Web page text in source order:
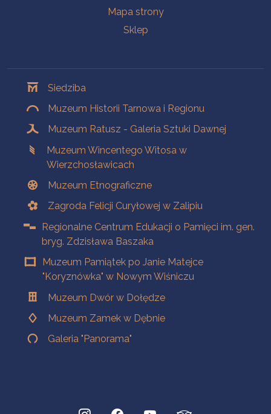
Mapa strony
Sklep
Siedziba
Muzeum Historii Tarnowa i Regionu
Muzeum Ratusz - Galeria Sztuki Dawnej
Muzeum Wincentego Witosa w
Wierzchosławicach
Muzeum Etnograficzne
Zagroda Felicji Curyłowej w Zalipiu
Regionalne Centrum Edukacji o Pamięci im. gen.
bryg. Zdzisława Baszaka
Muzeum Pamiątek po Janie Matejce
"Koryznówka" w Nowym Wiśniczu
Muzeum Dwór w Dołędze
Muzeum Zamek w Dębnie
Galeria "Panorama"